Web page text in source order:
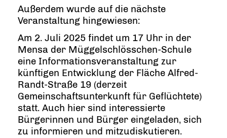
Außerdem wurde auf die nächste
Veranstaltung hingewiesen:
Am 2. Juli 2025 findet um 17 Uhr in der
Mensa der Müggelschlösschen-Schule
eine Informationsveranstaltung zur
künftigen Entwicklung der Fläche Alfred-
Randt-Straße 19 (derzeit
Gemeinschaftsunterkunft für Geflüchtete)
statt. Auch hier sind interessierte
Bürgerinnen und Bürger eingeladen, sich
zu informieren und mitzudiskutieren.